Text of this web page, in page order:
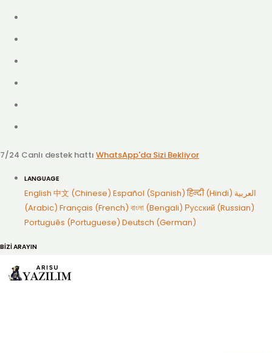
7/24 Canlı destek hattı WhatsApp'da Sizi Bekliyor
LANGUAGE
English 中文 (Chinese) Español (Spanish) हिन्दी (Hindi) العربية
(Arabic) Français (French) বাংলা (Bengali) Русский (Russian)
Português (Portuguese) Deutsch (German)
BİZİ ARAYIN